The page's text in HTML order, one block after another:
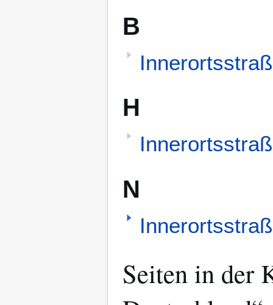
B
H
N
Seiten in der